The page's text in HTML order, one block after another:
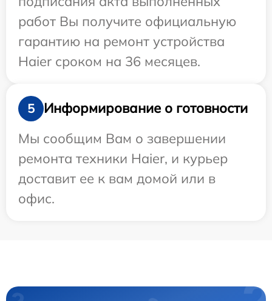
работ Вы получите официальную
гарантию на ремонт устройства
Haier сроком на 36 месяцев.
5
Информирование о готовности
Мы сообщим Вам о завершении
ремонта техники Haier, и курьер
доставит ее к вам домой или в
офис.